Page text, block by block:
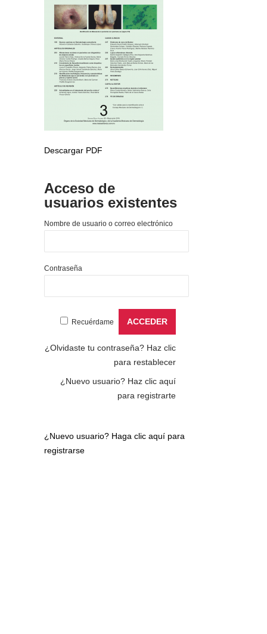
Descargar PDF
Acceso de
usuarios existentes
Nombre de usuario o correo electrónico
Contraseña
Recuérdame
¿Olvidaste tu contraseña? Haz clic
para restablecer
¿Nuevo usuario? Haz clic aquí
para registrarte
¿Nuevo usuario? Haga clic aquí para
registrarse